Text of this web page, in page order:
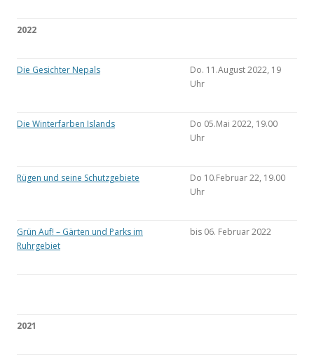
2022
Die Gesichter Nepals
Do. 11.August 2022, 19
Uhr
Die Winterfarben Islands
Do 05.Mai 2022, 19.00
Uhr
Rügen und seine Schutzgebiete
Do 10.Februar 22, 19.00
Uhr
Grün Auf! – Gärten und Parks im
Ruhrgebiet
bis 06. Februar 2022
2021